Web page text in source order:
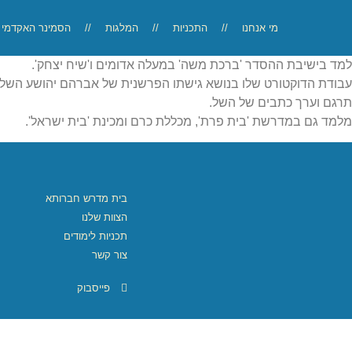
מי אנחנו // התכניות // המלגות // הסמינר האקדמי
למד בישיבת ההסדר 'ברכת משה' במעלה אדומים ו'שיח יצחק'.
עבודת הדוקטורט שלו בנושא גישתו הפרשנית של אברהם יהושע
תרגם וערך כתבים של השל.
מלמד גם במדרשת 'בית פרת', מכללת כרם ומכינת 'בית ישראל'.
בית מדרש חברותא
הצוות שלנו
תכניות לימודים
צור קשר
פייסבוק